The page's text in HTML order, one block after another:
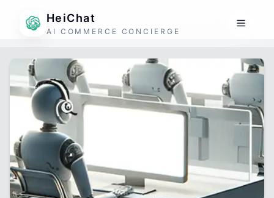
HeiChat
AI COMMERCE CONCIERGE